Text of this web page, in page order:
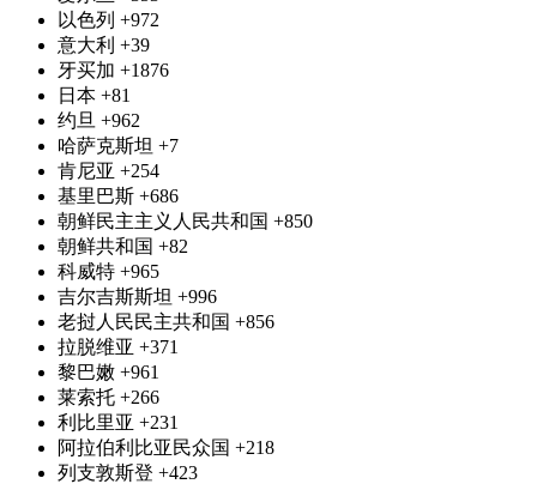
以色列 +972
意大利 +39
牙买加 +1876
日本 +81
约旦 +962
哈萨克斯坦 +7
肯尼亚 +254
基里巴斯 +686
朝鲜民主主义人民共和国 +850
朝鲜共和国 +82
科威特 +965
吉尔吉斯斯坦 +996
老挝人民民主共和国 +856
拉脱维亚 +371
黎巴嫩 +961
莱索托 +266
利比里亚 +231
阿拉伯利比亚民众国 +218
列支敦斯登 +423